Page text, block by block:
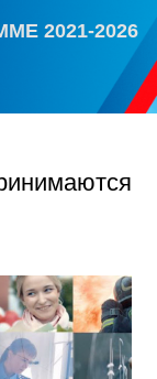
2021-2026